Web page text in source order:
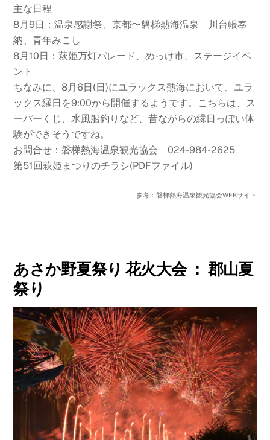
主な日程
8月9日：温泉感謝祭、京都〜磐梯熱海温泉 川台帳奉
納、青年みこし
8月10日：萩姫万灯パレード、めっけ市、ステージイベ
ント
ちなみに、8月6日(日)にユラックス熱海において、ユラ
ックス縁日を9:00から開催するようです。こちらは、ス
ーパーくじ、水風船釣りなど、昔ながらの縁日っぽい体
験ができそうですね。
お問合せ：磐梯熱海温泉観光協会 024-984-2625
第51回萩姫まつりのチラシ(PDFファイル)
参考：磐梯熱海温泉観光協会WEBサイト
あさか野夏祭り 花火大会 ： 郡山夏
祭り